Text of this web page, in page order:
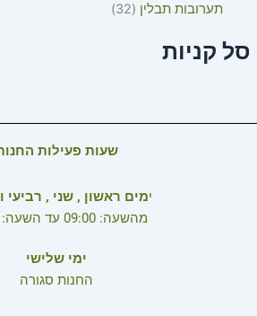
תערובות תבלין
32
סל קניות
שעות פעילות
ימים ראשון , שני , רביעי
מהשעה: 09:00 עד השעה: 16:00
ימי שלישי
החנות סגורה